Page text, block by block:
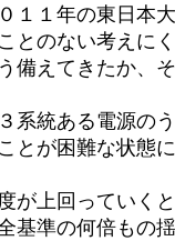
１年の東日本
のない考えに
えてきたか、
統ある電源の
が困難な状態
上回っていく
準の何倍もの